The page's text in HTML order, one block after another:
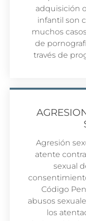
adquisición
infantil son
muchos
de
través de
Agresión
atente
sexual
Código
abusos
los